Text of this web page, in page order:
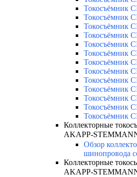
Токосъёмник
Токосъёмник
Токосъёмник
Токосъёмник
Токосъёмник
Токосъёмник
Токосъёмник
Токосъёмник
Токосъёмник
Токосъёмник
Токосъёмник
Токосъёмник
Токосъёмник
Коллекторные
AKAPP-
Обзор
шинопровода
Коллекторные
AKAPP-